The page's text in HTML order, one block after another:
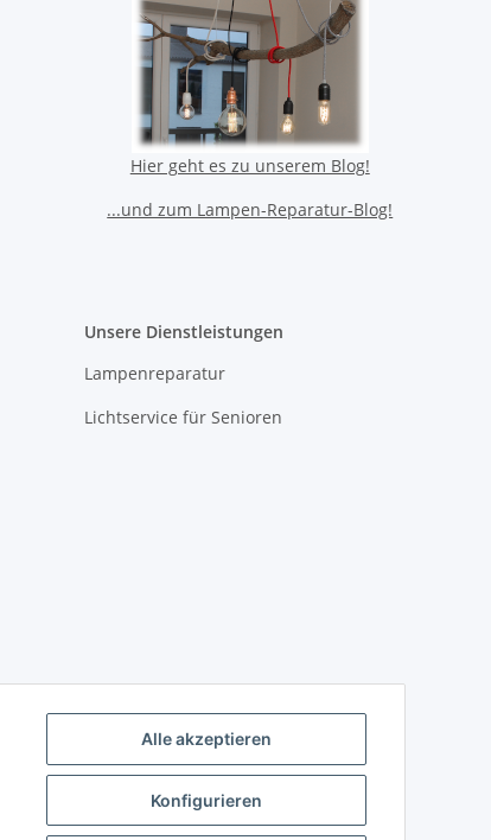
Alle akzeptieren
Konfigurieren
Hier geht es zu unserem Blog!
...und zum Lampen-Reparatur-Blog!
Unsere Dienstleistungen
Lampenreparatur
Lichtservice für Senioren